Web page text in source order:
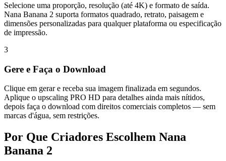
Selecione uma proporção, resolução (até 4K) e formato de saída.
Nana Banana 2 suporta formatos quadrado, retrato, paisagem e
dimensões personalizadas para qualquer plataforma ou especificação
de impressão.
3
Gere e Faça o Download
Clique em gerar e receba sua imagem finalizada em segundos.
Aplique o upscaling PRO HD para detalhes ainda mais nítidos,
depois faça o download com direitos comerciais completos — sem
marcas d'água, sem restrições.
Por Que Criadores Escolhem Nana
Banana 2